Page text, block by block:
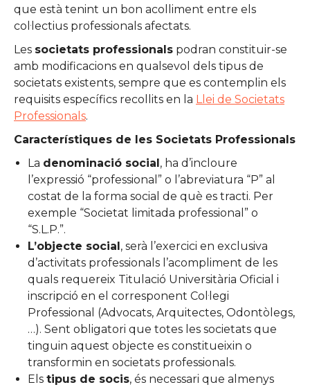
que està tenint un bon acolliment entre els
col·lectius professionals afectats.
Les societats professionals podran constituir-se
amb modificacions en qualsevol dels tipus de
societats existents, sempre que es contemplin els
requisits específics recollits en la Llei de Societats
Professionals.
Característiques de les Societats Professionals
La denominació social, ha d’incloure
l’expressió “professional” o l’abreviatura “P” al
costat de la forma social de què es tracti. Per
exemple “Societat limitada professional” o
“S.L.P.”.
L’objecte social, serà l’exercici en exclusiva
d’activitats professionals l’acompliment de les
quals requereix Titulació Universitària Oficial i
inscripció en el corresponent Col·legi
Professional (Advocats, Arquitectes, Odontòlegs,
…). Sent obligatori que totes les societats que
tinguin aquest objecte es constitueixin o
transformin en societats professionals.
Els tipus de socis, és necessari que almenys